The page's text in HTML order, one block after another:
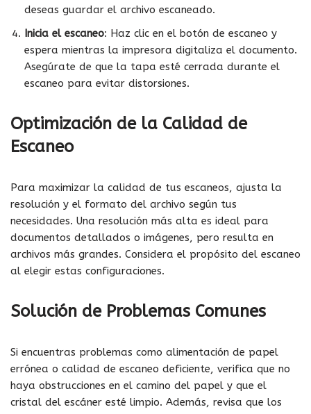
deseas guardar el archivo escaneado.
Inicia el escaneo: Haz clic en el botón de escaneo y
espera mientras la impresora digitaliza el documento.
Asegúrate de que la tapa esté cerrada durante el
escaneo para evitar distorsiones.
Optimización de la Calidad de
Escaneo
Para maximizar la calidad de tus escaneos, ajusta la
resolución y el formato del archivo según tus
necesidades. Una resolución más alta es ideal para
documentos detallados o imágenes, pero resulta en
archivos más grandes. Considera el propósito del escaneo
al elegir estas configuraciones.
Solución de Problemas Comunes
Si encuentras problemas como alimentación de papel
errónea o calidad de escaneo deficiente, verifica que no
haya obstrucciones en el camino del papel y que el
cristal del escáner esté limpio. Además, revisa que los